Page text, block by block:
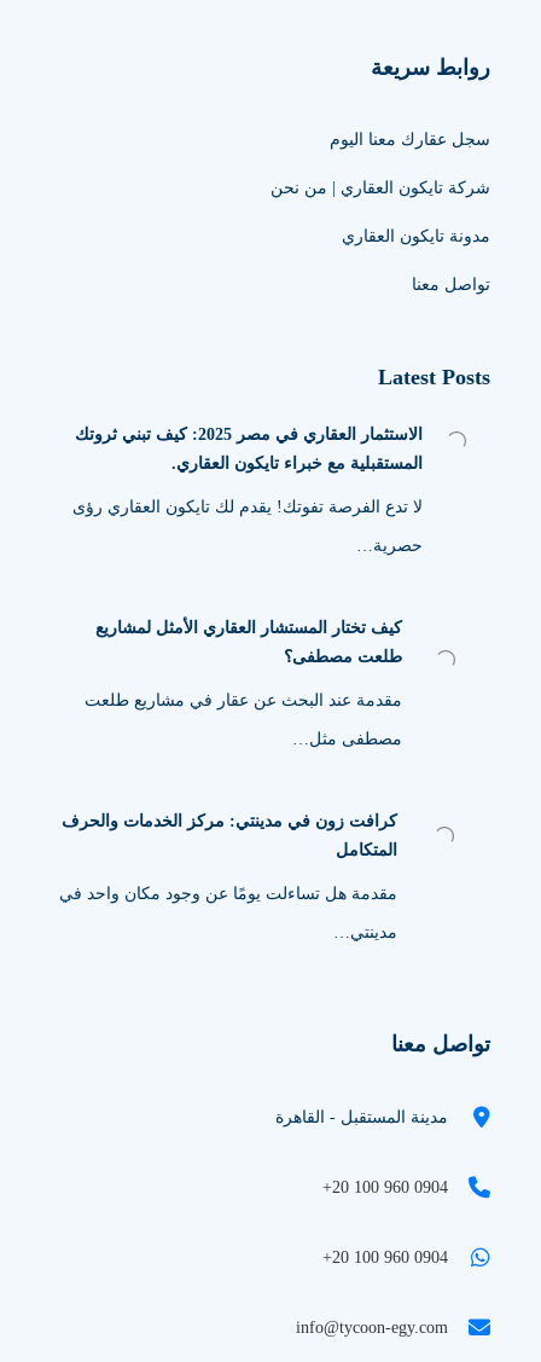
روابط سريعة
سجل عقارك معنا اليوم
شركة تايكون العقاري | من نحن
مدونة تايكون العقاري
تواصل معنا
Latest Posts
الاستثمار العقاري في مصر 2025: كيف تبني ثروتك
المستقبلية مع خبراء تايكون العقاري.
لا تدع الفرصة تفوتك! يقدم لك تايكون العقاري رؤى
حصرية…
كيف تختار المستشار العقاري الأمثل لمشاريع
طلعت مصطفى؟
مقدمة عند البحث عن عقار في مشاريع طلعت
مصطفى مثل…
كرافت زون في مدينتي: مركز الخدمات والحرف
المتكامل
مقدمة هل تساءلت يومًا عن وجود مكان واحد في
مدينتي…
تواصل معنا
مدينة المستقبل - القاهرة
+20 100 960 0904
+20 100 960 0904
info@tycoon-egy.com